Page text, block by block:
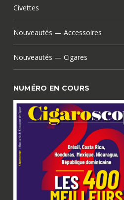
Civettes
Nouveautés — Accessoires
Nouveautés — Cigares
NUMÉRO EN COURS